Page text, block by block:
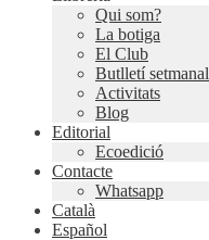
Qui som?
La botiga
El Club
Butlletí setmanal
Activitats
Blog
Editorial
Ecoedició
Contacte
Whatsapp
Català
Español